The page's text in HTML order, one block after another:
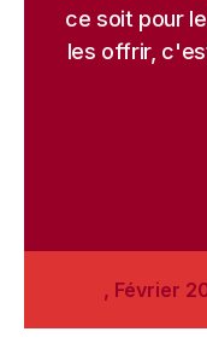
ce soit pour
les offrir,
, Février